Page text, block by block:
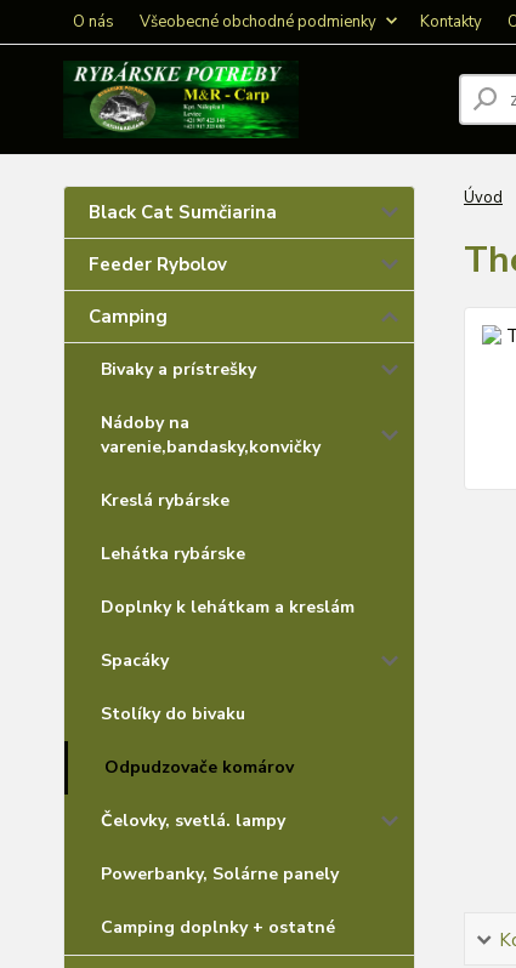
O nás Všeobecné obchodné podmienky Kontakty
Black Cat Sumčiarina
Feeder Rybolov
Camping
Bivaky a prístrešky
Nádoby na
varenie,bandasky,konvičky
Kreslá rybárske
Lehátka rybárske
Doplnky k lehátkam a kreslám
Spacáky
Stolíky do bivaku
Odpudzovače komárov
Čelovky, svetlá. lampy
Powerbanky, Solárne panely
Camping doplnky + ostatné
Úvod